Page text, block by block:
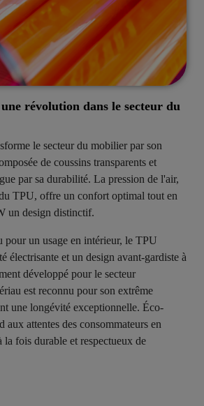
une révolution dans le secteur du
le secteur du mobilier par son
de coussins transparents et
par sa durabilité. La pression de l'air,
TPU, offre un confort optimal tout en
un design distinctif.
pour un usage en intérieur, le TPU
électrisante et un design avant-gardiste à
développé pour le secteur
est reconnu pour son extrême
une longévité exceptionnelle. Éco-
aux attentes des consommateurs en
la fois durable et respectueux de